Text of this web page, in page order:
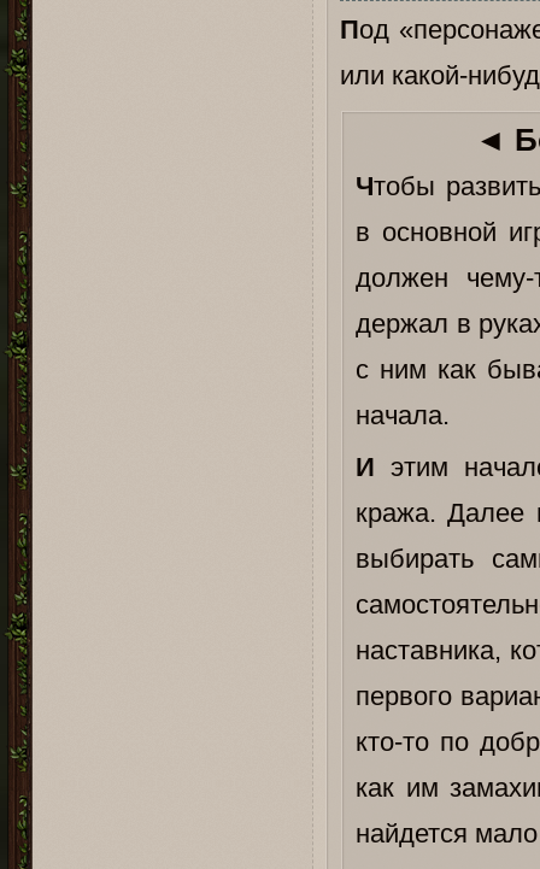
Под
или какой-
◄
Чтобы
в основной
должен
держал в
с ним как
начала.
И этим
кража. Далее
выбирать
наставника,
первого
кто-то по
как им
найдется